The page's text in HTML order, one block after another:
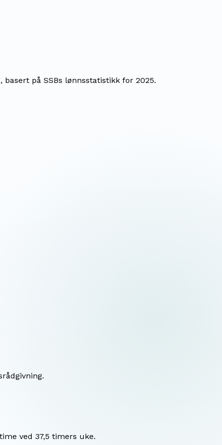
på SSBs lønnsstatistikk for 2025.
ved 37,5 timers uke.